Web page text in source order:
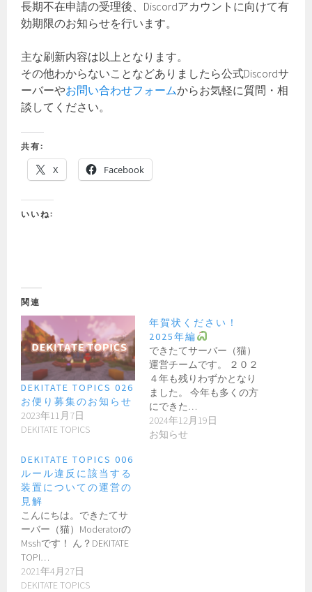
長期不在申請の受理後、Discordアカウントに向けて有
効期限のお知らせを行います。
主な刷新内容は以上となります。
その他わからないことなどありましたら公式Discordサ
ーバーやお問い合わせフォームからお気軽に質問・相
談してください。
共有:
X Facebook
いいね:
関連
DEKITATE TOPICS 026
お便り募集のお知らせ
2023年11月7日
DEKITATE TOPICS
年賀状ください！
2025年編
できたてサーバー（猫）
運営チームです。 ２０２
４年も残りわずかとなり
ました。 今年も多くの方
にできた…
2024年12月19日
お知らせ
DEKITATE TOPICS 006
ルール違反に該当する
装置についての運営の
見解
こんにちは。できたてサ
ーバー（猫）Moderatorの
Msshです！ ん？DEKITATE
TOPI…
2021年4月27日
DEKITATE TOPICS